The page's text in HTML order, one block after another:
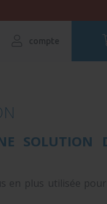
compte
SOLUTION
en plus utilisée